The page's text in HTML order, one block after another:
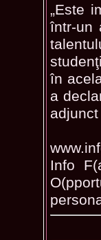
„Este
într-un
în
a
Info